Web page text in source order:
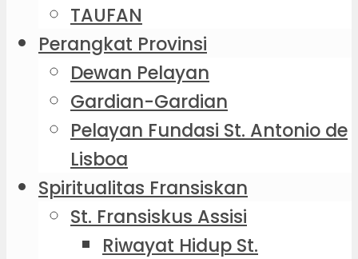
TAUFAN
Perangkat Provinsi
Dewan Pelayan
Gardian-Gardian
Pelayan Fundasi St. Antonio de
Lisboa
Spiritualitas Fransiskan
St. Fransiskus Assisi
Riwayat Hidup St.